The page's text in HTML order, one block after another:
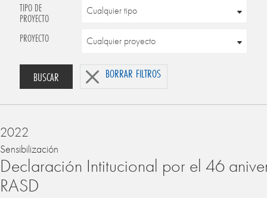
TIPO DE
PROYECTO
PROYECTO
BUSCAR BORRAR FILTROS
2022
Sensibilización
Declaración Intitucional por el 46
RASD